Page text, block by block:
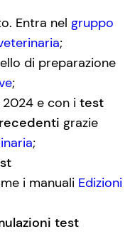
Entra nel gruppo
;
di preparazione
;
e con i test
grazie
;
i manuali Edizioni
test